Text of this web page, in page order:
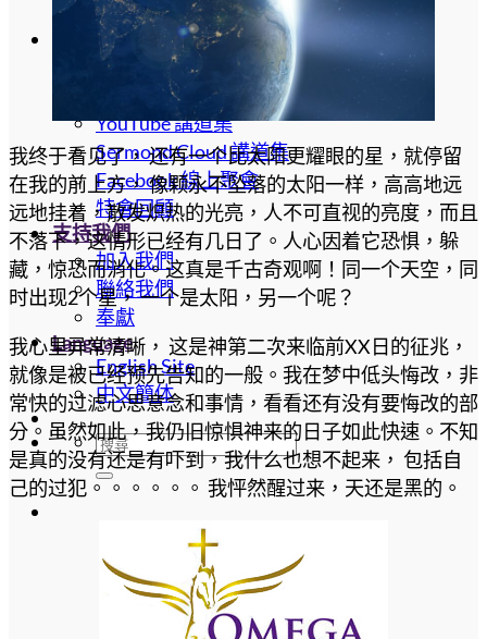
末日復興運動
近期活動
媒體集錦
YouTube 講道集
Sermond Cloud 講道集
Facebook 線上聚會
特會回顧
支持我們
加入我們
聯絡我們
奉獻
Language
English Site
中文簡体
我终于看见了， 还有一个比太阳更耀眼的星，就停留
在我的前上方， 像颗永不坠落的太阳一样，高高地远
远地挂着，散发炽热的光亮，人不可直视的亮度，而且
不落下，这情形已经有几日了。人心因着它恐惧，躲
藏，惊恐而消化。这真是千古奇观啊！同一个天空，同
时出现2个星， 一个是太阳，另一个呢？
我心里异常清晰， 这是神第二次来临前XX日的征兆，
就像是被已经预先告知的一般。我在梦中低头悔改，非
常快的过滤心思意念和事情，看看还有没有要悔改的部
分。虽然如此，我仍旧惊惧神来的日子如此快速。不知
是真的没有还是有吓到，我什么也想不起来， 包括自
己的过犯。。。。。。 我怦然醒过来，天还是黑的。